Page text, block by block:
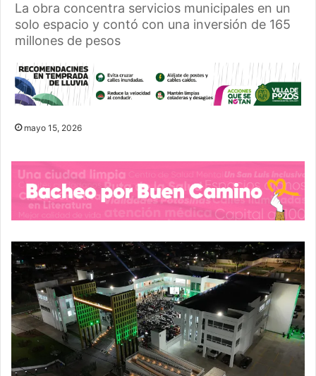
La obra concentra servicios municipales en un
solo espacio y contó con una inversión de 165
millones de pesos
mayo 15, 2026